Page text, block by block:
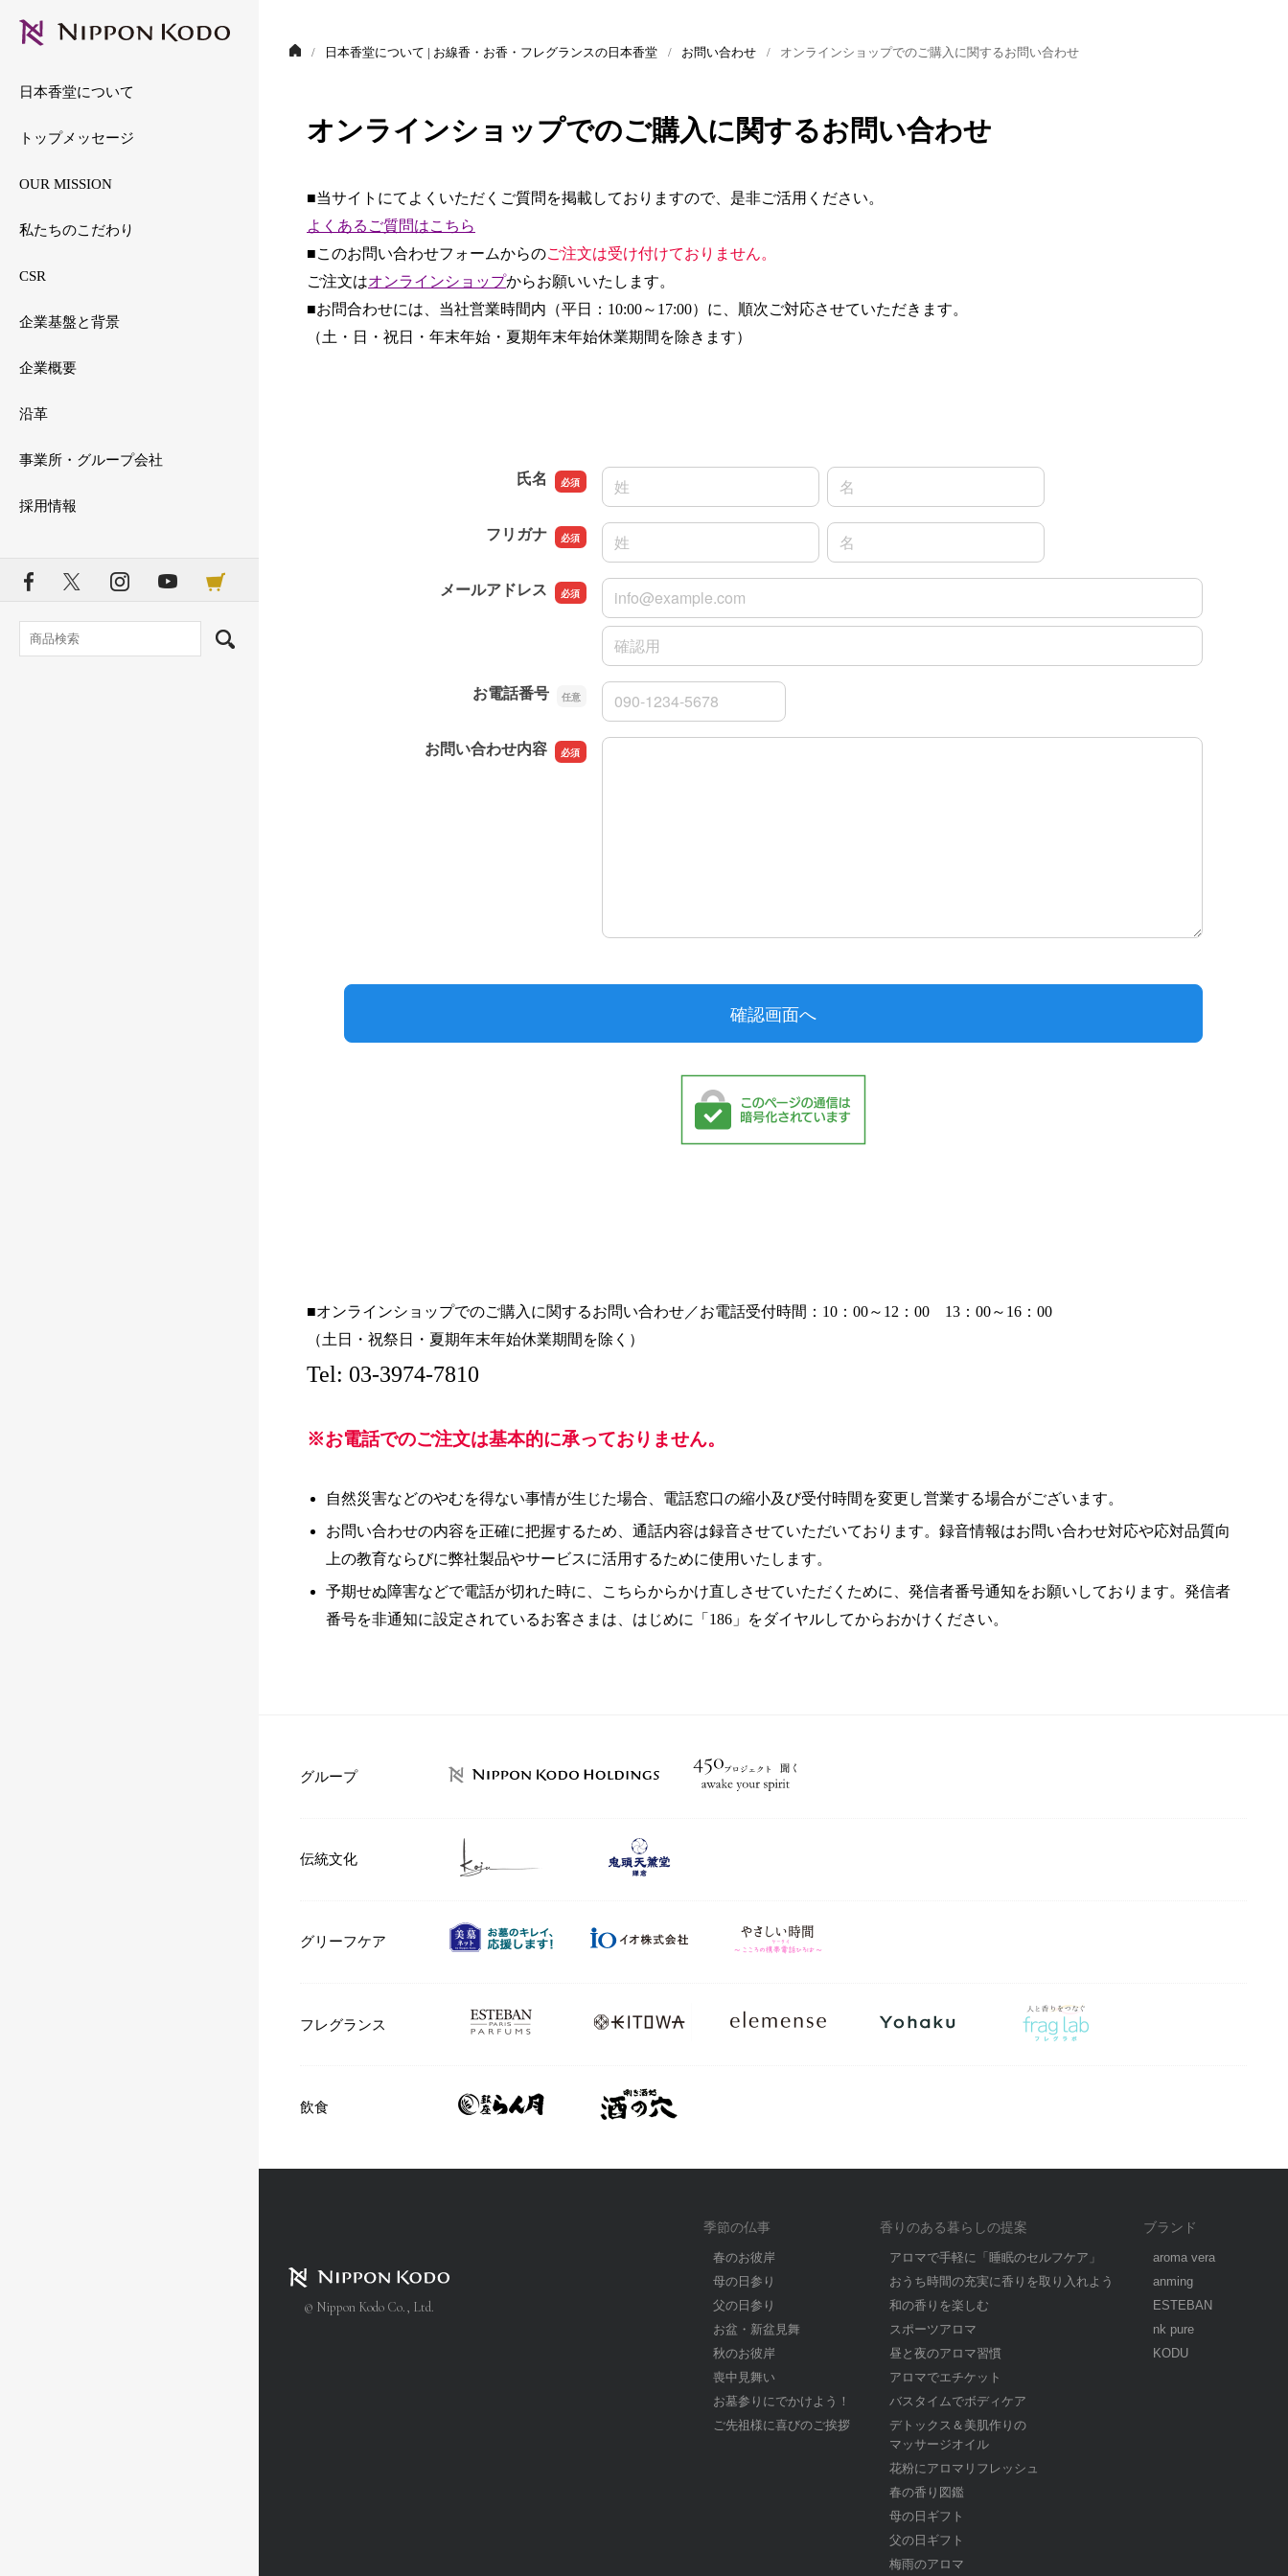
日本香堂について
トップメッセージ
OUR MISSION
私たちのこだわり
CSR
地域社会への貢献
企業基盤と背景
企業概要
沿革
事業所・グループ会社
採用情報
日本香堂について | お線香・お香・フレグランスの日本香堂 お問い合わせ オンラインショップでのご購入に関するお問い合わせ
オンラインショップでのご購入に関するお問い合わせ
■当サイトにてよくいただくご質問を掲載しておりますので、是非ご活用ください。
よくあるご質問はこちら
■このお問い合わせフォームからのご注文は受け付けておりません。
ご注文はオンラインショップからお願いいたします。
■お問合わせには、当社営業時間内（平日：10:00～17:00）に、順次ご対応させていただきます。
（土・日・祝日・年末年始・夏期年末年始休業期間を除きます）
■オンラインショップでのご購入に関するお問い合わせ／お電話受付時間：10：00～12：00 13：00～16：00
（土日・祝祭日・夏期年末年始休業期間を除く）
Tel: 03-3974-7810
※お電話でのご注文は基本的に承っておりません。
自然災害などのやむを得ない事情が生じた場合、電話窓口の縮小及び受付時間を変更し営業する場合がございます。
お問い合わせの内容を正確に把握するため、通話内容は録音させていただいております。録音情報はお問い合わせ対応や応対品質向
上の教育ならびに弊社製品やサービスに活用するために使用いたします。
予期せぬ障害などで電話が切れた時に、こちらからかけ直しさせていただくために、発信者番号通知をお願いしております。発信者
番号を非通知に設定されているお客さまは、はじめに「186」をダイヤルしてからおかけください。
グループ
伝統文化
グリーフケア
フレグランス
飲食
© Nippon Kodo Co., Ltd.
季節の仏事
春のお彼岸
母の日参り
父の日参り
お盆・新盆見舞
秋のお彼岸
喪中見舞い
お墓参りにでかけよう！
ご先祖様に喜びのご挨拶
香りのある暮らしの提案
アロマで手軽に「睡眠のセルフケア」
おうち時間の充実に香りを取り入れよう
和の香りを楽しむ
スポーツアロマ
昼と夜のアロマ習慣
アロマでエチケット
バスタイムでボディケア
デトックス＆美肌作りの
マッサージオイル
花粉にアロマリフレッシュ
春の香り図鑑
母の日ギフト
父の日ギフト
梅雨のアロマ
ブランド
aroma vera
anming
ESTEBAN
nk pure
KODU